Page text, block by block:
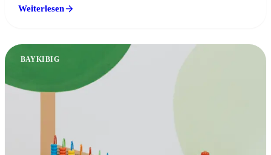
Weiterlesen
BAYKIBIG